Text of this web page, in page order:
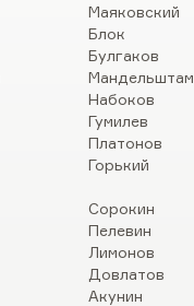
Маяковский
Блок
Булгаков
Мандельштам
Набоков
Гумилев
Платонов
Горький
Сорокин
Пелевин
Лимонов
Довлатов
Акунин